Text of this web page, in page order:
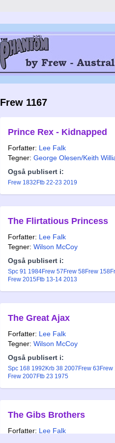
Frew 1167
Prince Rex - Kidnapped
Forfatter: Lee Falk
Tegner: George Olesen/Keith
Også publisert i:
Frew 1832 Ftb 22-23 2019
The Flirtatious Princess
Forfatter: Lee Falk
Tegner: Wilson McCoy
Også publisert i:
Spc 91 1984Frew 57 Frew 58Frew 158
Frew 2015Ftb 13-14 2013
The Great Ajax
Forfatter: Lee Falk
Tegner: Wilson McCoy
Også publisert i:
Spc 168 1992 Krb 38 2007 Frew 63 Frew
Frew 2007 Ftb 23 1975
The Gibs Brothers
Forfatter: Lee Falk